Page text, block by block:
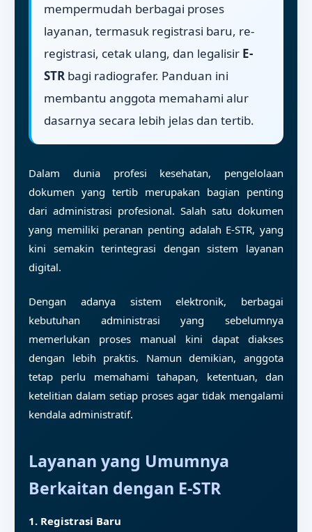
mempermudah berbagai proses
layanan, termasuk registrasi baru, re-
registrasi, cetak ulang, dan legalisir E-
STR bagi radiografer. Panduan ini
membantu anggota memahami alur
dasarnya secara lebih jelas dan tertib.
Dalam dunia profesi kesehatan, pengelolaan
dokumen yang tertib merupakan bagian penting
dari administrasi profesional. Salah satu dokumen
yang memiliki peranan penting adalah E-STR, yang
kini semakin terintegrasi dengan sistem layanan
digital.
Dengan adanya sistem elektronik, berbagai
kebutuhan administrasi yang sebelumnya
memerlukan proses manual kini dapat diakses
dengan lebih praktis. Namun demikian, anggota
tetap perlu memahami tahapan, ketentuan, dan
ketelitian dalam setiap proses agar tidak mengalami
kendala administratif.
Layanan yang Umumnya
Berkaitan dengan E-STR
1. Registrasi Baru